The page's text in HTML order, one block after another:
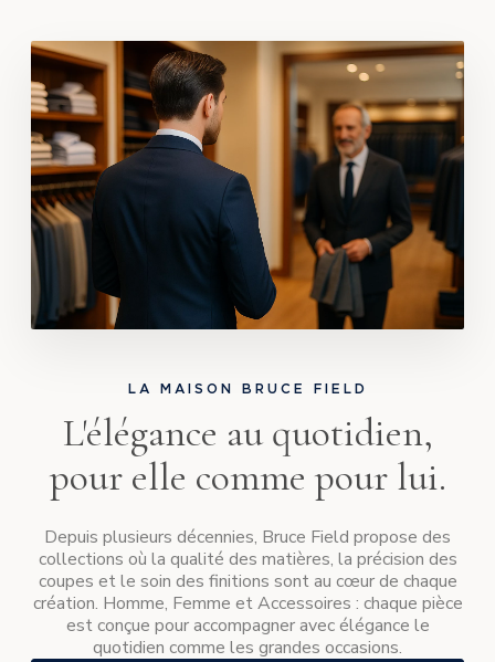
LA MAISON BRUCE FIELD
L'élégance au quotidien,
pour elle comme pour lui.
Depuis plusieurs décennies, Bruce Field propose des
collections où la qualité des matières, la précision des
coupes et le soin des finitions sont au cœur de chaque
création. Homme, Femme et Accessoires : chaque pièce
est conçue pour accompagner avec élégance le
quotidien comme les grandes occasions.